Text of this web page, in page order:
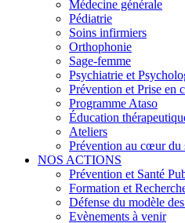
Médecine générale
Pédiatrie
Soins infirmiers
Orthophonie
Sage-femme
Psychiatrie et
Prévention et Prise en
Programme Ataso
Éducation
Ateliers
Prévention au cœur du
NOS ACTIONS
Prévention et Santé
Formation et
Défense du modèle
Evènements à venir